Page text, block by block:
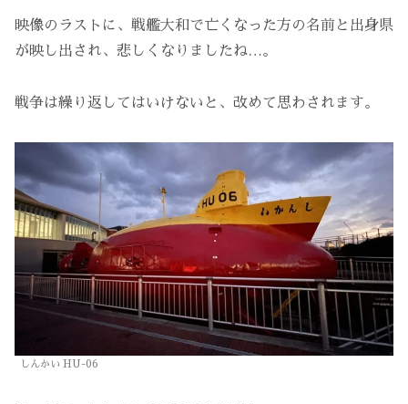
映像のラストに、戦艦大和で亡くなった方の名前と出身県
が映し出され、悲しくなりましたね…。
戦争は繰り返してはいけないと、改めて思わされます。
しんかい HU-06